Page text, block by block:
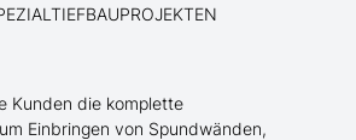
Kunden die komplette
Einbringen von Spundwänden,